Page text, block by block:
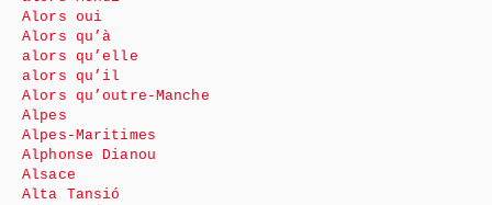
Alors oui
Alors qu’à
alors qu’elle
alors qu’il
Alors qu’outre-Manche
Alpes
Alpes-Maritimes
Alphonse Dianou
Alsace
Alta Tansió